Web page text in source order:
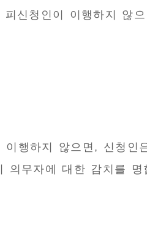
신청인이 이행하지 않
행하지 않으면, 신청
의무자에 대한 감치를 명